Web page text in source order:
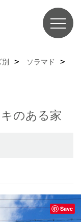
ソラマド
のある家
Save